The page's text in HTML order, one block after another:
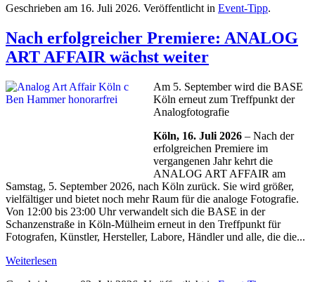
Geschrieben am 16. Juli 2026. Veröffentlicht in Event-Tipp.
Nach erfolgreicher Premiere: ANALOG
ART AFFAIR wächst weiter
Am 5. September wird die BASE
Köln erneut zum Treffpunkt der
Analogfotografie
Köln, 16. Juli 2026 – Nach der
erfolgreichen Premiere im
vergangenen Jahr kehrt die
ANALOG ART AFFAIR am
Samstag, 5. September 2026, nach Köln zurück. Sie wird größer,
vielfältiger und bietet noch mehr Raum für die analoge Fotografie.
Von 12:00 bis 23:00 Uhr verwandelt sich die BASE in der
Schanzenstraße in Köln-Mülheim erneut in den Treffpunkt für
Fotografen, Künstler, Hersteller, Labore, Händler und alle, die die...
Weiterlesen